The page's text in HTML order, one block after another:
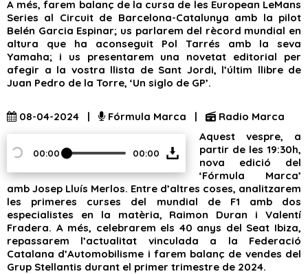
A més, farem balanç de la cursa de les European LeMans
Series al Circuit de Barcelona-Catalunya amb la pilot
Belén Garcia Espinar; us parlarem del rècord mundial en
altura que ha aconseguit Pol Tarrés amb la seva
Yamaha; i us presentarem una novetat editorial per
afegir a la vostra llista de Sant Jordi, l’últim llibre de
Juan Pedro de la Torre, ‘Un siglo de GP’.
08-04-2024 | Fórmula Marca | Radio Marca
00:00 00:00
Aquest vespre, a
partir de les 19:30h,
nova edició del
‘Fórmula Marca’
amb Josep Lluís Merlos. Entre d’altres coses, analitzarem
les primeres curses del mundial de F1 amb dos
especialistes en la matèria, Raimon Duran i Valentí
Fradera. A més, celebrarem els 40 anys del Seat Ibiza,
repassarem l’actualitat vinculada a la Federació
Catalana d’Automobilisme i farem balanç de vendes del
Grup Stellantis durant el primer trimestre de 2024.